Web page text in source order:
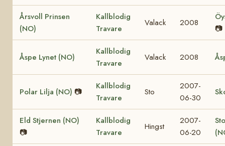
Årsvoll Prinsen
(NO)
Kallblodig
Travare
Valack 2008
📷
Åspe Lynet (NO)
Kallblodig
Travare
Valack 2008
Polar Lilja (NO) 📷
Kallblodig
Travare
Sto
2007-
06-30
Eld Stjernen (NO)
📷
Kallblodig
Travare
Hingst
2007-
06-20